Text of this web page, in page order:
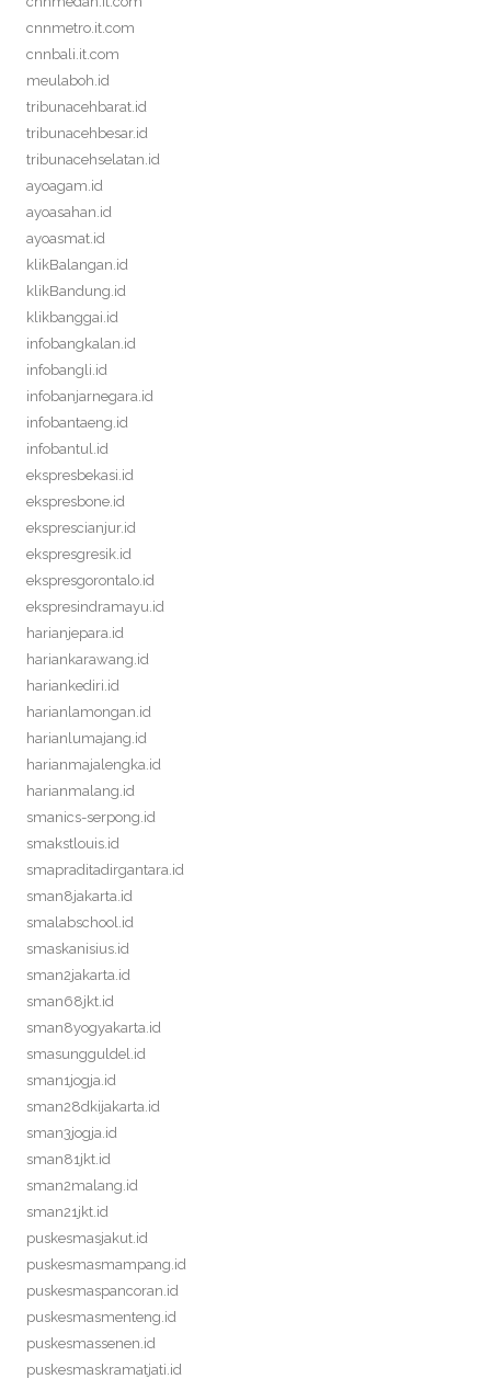
cnnmetro.it.com
cnnbali.it.com
meulaboh.id
tribunacehbarat.id
tribunacehbesar.id
tribunacehselatan.id
ayoagam.id
ayoasahan.id
ayoasmat.id
klikBalangan.id
klikBandung.id
klikbanggai.id
infobangkalan.id
infobangli.id
infobanjarnegara.id
infobantaeng.id
infobantul.id
ekspresbekasi.id
ekspresbone.id
eksprescianjur.id
ekspresgresik.id
ekspresgorontalo.id
ekspresindramayu.id
harianjepara.id
hariankarawang.id
hariankediri.id
harianlamongan.id
harianlumajang.id
harianmajalengka.id
harianmalang.id
smanics-serpong.id
smakstlouis.id
smapraditadirgantara.id
sman8jakarta.id
smalabschool.id
smaskanisius.id
sman2jakarta.id
sman68jkt.id
sman8yogyakarta.id
smasungguldel.id
sman1jogja.id
sman28dkijakarta.id
sman3jogja.id
sman81jkt.id
sman2malang.id
sman21jkt.id
puskesmasjakut.id
puskesmasmampang.id
puskesmaspancoran.id
puskesmasmenteng.id
puskesmassenen.id
puskesmaskramatjati.id